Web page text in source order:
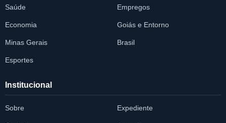
Saúde Empregos
Economia Goiás e Entorno
Minas Gerais Brasil
Esportes
Institucional
Sobre Expediente